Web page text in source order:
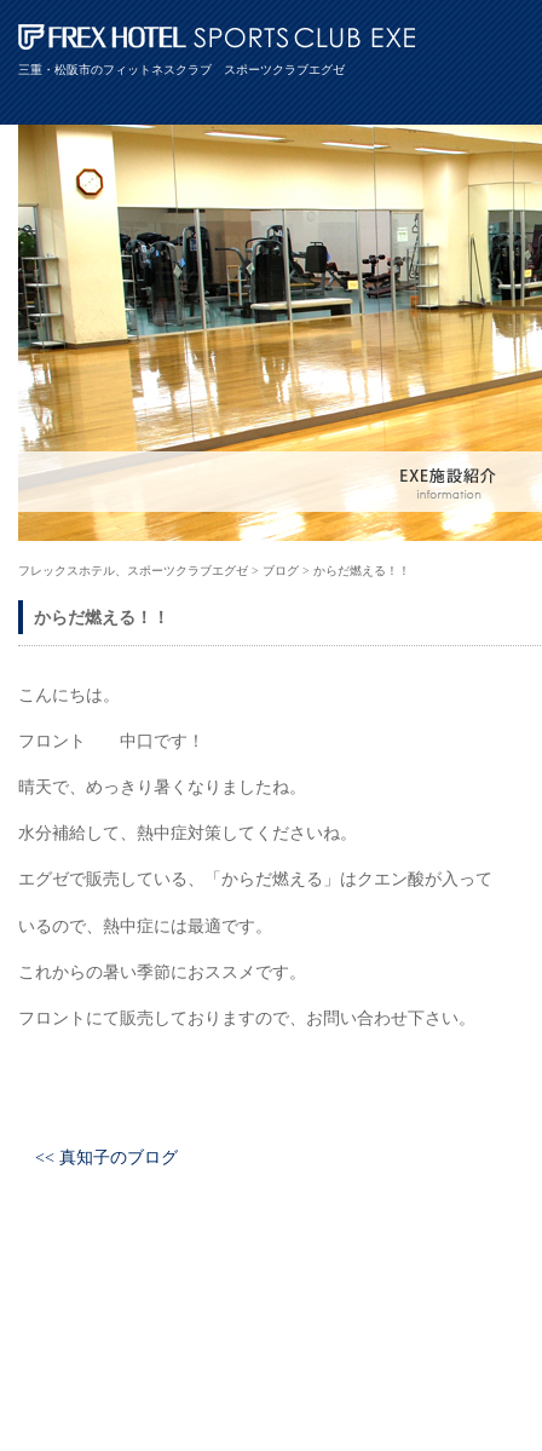
三重・松阪市のフィットネスクラブ スポーツクラブエグゼ
フレックスホテル、スポーツクラブエグゼ > ブログ > からだ燃える！！
からだ燃える！！
こんにちは。
フロント 中口です！
晴天で、めっきり暑くなりましたね。
水分補給して、熱中症対策してくださいね。
エグゼで販売している、「からだ燃える」はクエン酸が入って
いるので、熱中症には最適です。
これからの暑い季節におススメです。
フロントにて販売しておりますので、お問い合わせ下さい。
<< 真知子のブログ